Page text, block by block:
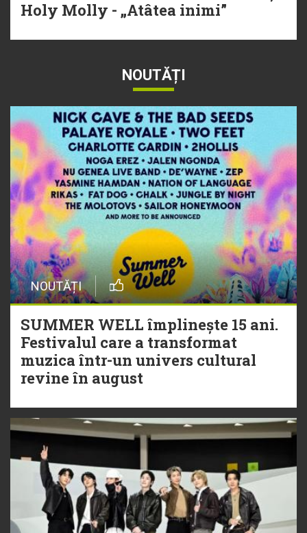
Holy Molly - „Atâtea inimi”
NOUTĂȚI
NOUTĂȚI
SUMMER WELL împlinește 15 ani.
Festivalul care a transformat
muzica într-un univers cultural
revine în august